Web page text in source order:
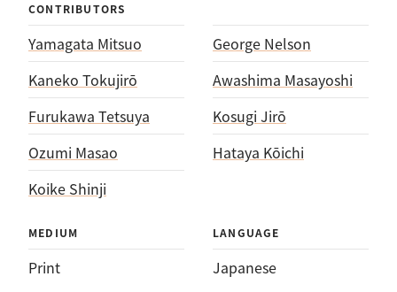
CONTRIBUTORS
Yamagata Mitsuo
George Nelson
Kaneko Tokujirō
Awashima Masayoshi
Furukawa Tetsuya
Kosugi Jirō
Ozumi Masao
Hataya Kōichi
Koike Shinji
MEDIUM
Print
LANGUAGE
Japanese